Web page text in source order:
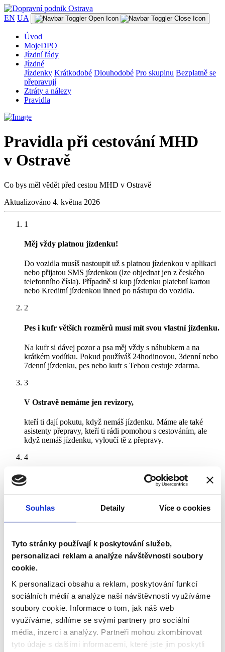
Souhlas Detaily Více o cookies
Tyto stránky používají k poskytování služeb,
personalizaci reklam a analýze návštěvnosti soubory
cookie.
K personalizaci obsahu a reklam, poskytování funkcí
sociálních médií a analýze naší návštěvnosti využíváme
soubory cookie. Informace o tom, jak náš web
využíváme, sdílíme se svými partnery pro sociální
média, inzerci a analýzy. Partneři mohou zkombinovat
tyto údaje s dalšími informacemi, které jste jim poskytli
EN UA
Úvod
MojeDPO
Jízdní řády
Jízdné
Jízdenky Krátkodobé Dlouhodobé Pro skupinu Bezplatně se
přepravují
Ztráty a nálezy
Pravidla
Pravidla při cestování MHD
v Ostravě
Co bys měl vědět před cestou MHD v Ostravě
Aktualizováno 4. května 2026
1
Měj vždy platnou jízdenku!
Do vozidla musíš nastoupit už s platnou jízdenkou v aplikaci
nebo přijatou SMS jízdenkou (lze objednat jen z českého
telefonního čísla). Případně si kup jízdenku platební kartou
nebo Kreditní jízdenkou ihned po nástupu do vozidla.
2
Pes i kufr větších rozměrů musí mít svou vlastní jízdenku.
Na kufr si dávej pozor a psa měj vždy s náhubkem a na
krátkém vodítku. Pokud používáš 24hodinovou, 3denní nebo
7denní jízdenku, pes nebo kufr s Tebou cestuje zdarma.
3
V Ostravě nemáme jen revizory,
kteří ti dají pokutu, když nemáš jízdenku. Máme ale také
asistenty přepravy, kteří ti rádi pomohou s cestováním, ale
když nemáš jízdenku, vyloučí tě z přepravy.
4
Chovej se u nás jako doma,
kde neházíš odpadky pod sedačky, nejezdíš na kolečkových
bruslích a nechodíš s batohem na zádech.
5
Zmrzlinu, nápoje a jiné dobroty
si vychutnej venku. Do vozů s nimi nechoď.
Pokud jsi cyklista,
nezapomeň, že i kolo potřebuje jízdenku. Do vozu s kolem
můžeš nastoupit jen s vědomím řidiče (zeptej se nebo alespoň
posunkem naznač).